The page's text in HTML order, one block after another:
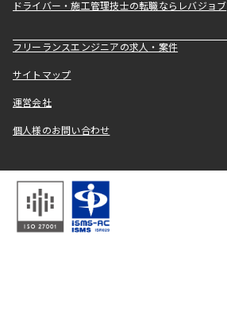
ドライバー・施工管理技士の転職ならレバジョブ
フリーランスエンジニアの求人・案件
サイトマップ
運営会社
個人様のお問い合わせ